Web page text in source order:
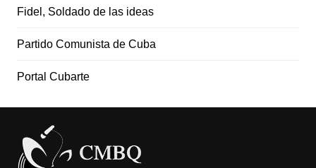
Fidel, Soldado de las ideas
Partido Comunista de Cuba
Portal Cubarte